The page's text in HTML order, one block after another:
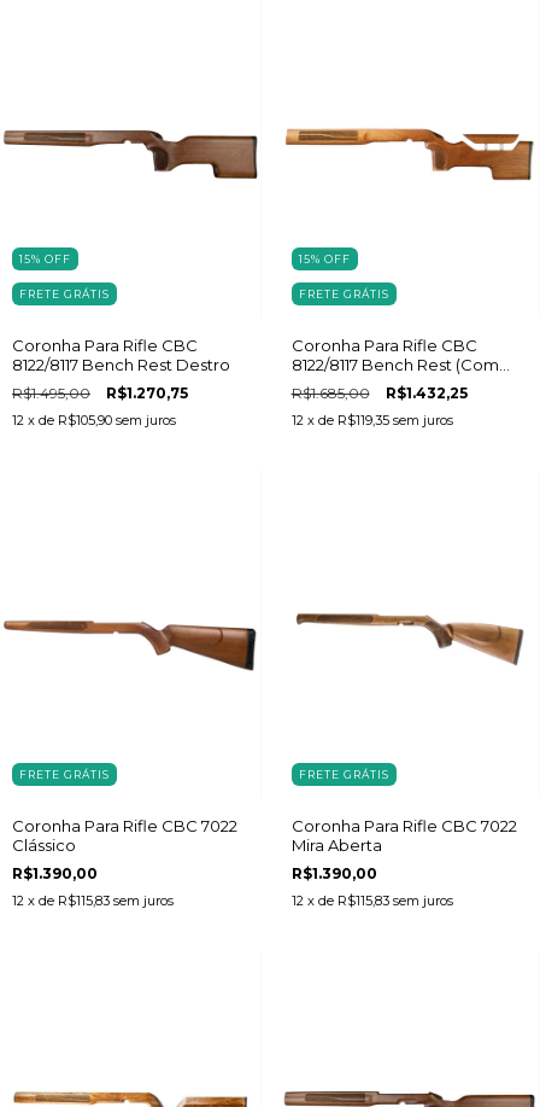
15% OFF
FRETE GRÁTIS
Coronha Para Rifle CBC
8122/8117 Bench Rest Destro
R$1.495,00 R$1.270,75
12 x de R$105,90 sem juros
15% OFF
FRETE GRÁTIS
Coronha Para Rifle CBC
8122/8117 Bench Rest (Com
Regulagem) Destro
R$1.685,00 R$1.432,25
12 x de R$119,35 sem juros
FRETE GRÁTIS
Coronha Para Rifle CBC 7022
Clássico
R$1.390,00
12 x de R$115,83 sem juros
FRETE GRÁTIS
Coronha Para Rifle CBC 7022
Mira Aberta
R$1.390,00
12 x de R$115,83 sem juros